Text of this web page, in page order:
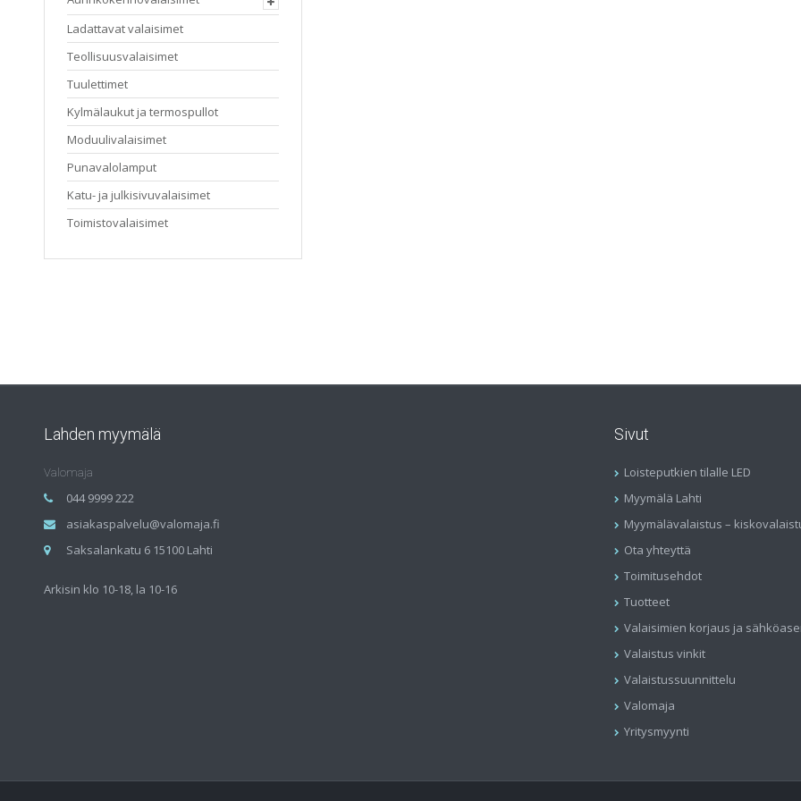
Ladattavat valaisimet
Teollisuusvalaisimet
Tuulettimet
Kylmälaukut ja termospullot
Moduulivalaisimet
Punavalolamput
Katu- ja julkisivuvalaisimet
Toimistovalaisimet
Lahden myymälä
Valomaja
044 9999 222
asiakaspalvelu@valomaja.fi
Saksalankatu 6 15100 Lahti
Arkisin klo 10-18, la 10-16
Sivut
Loisteputkien tilalle LED
Myymälä Lahti
Myymälävalaistus –
Ota yhteyttä
Toimitusehdot
Tuotteet
Valaisimien korjaus ja
Valaistus vinkit
Valaistussuunnittelu
Valomaja
Yritysmyynti